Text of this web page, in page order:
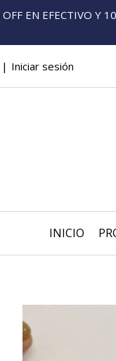
EN EFECTIVO Y
Iniciar sesión
INICIO